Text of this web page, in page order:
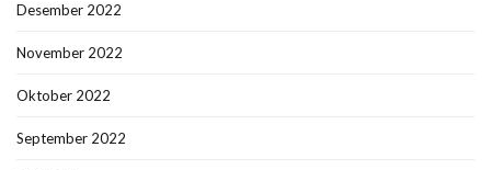
Desember 2022
November 2022
Oktober 2022
September 2022